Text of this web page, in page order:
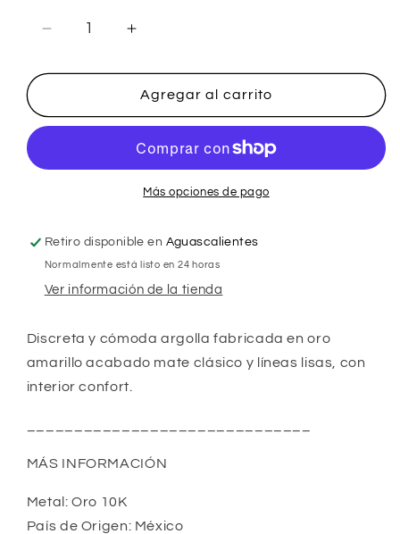
Reducir
para
de
de
Aumentar
para
Argolla
de
Oro
de
10k
Agregar al carrito
Más opciones de pago
Retiro disponible en Aguascalientes
Normalmente está listo en 24 horas
Ver información de la tienda
Discreta y cómoda argolla fabricada en oro
amarillo acabado mate clásico y líneas lisas, con
interior confort.
MÁS INFORMACIÓN
Metal: Oro 10K
País de Origen: México